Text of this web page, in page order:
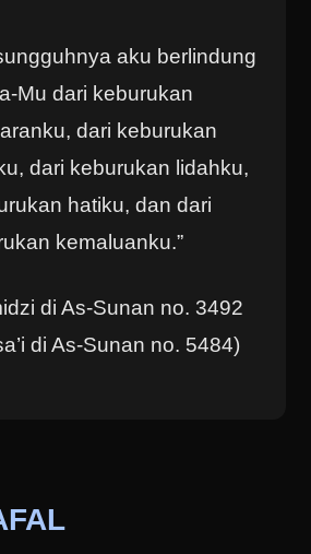
aku berlindung
Mu dari keburukan
dari keburukan
dari keburukan lidahku,
hatiku, dan dari
kemaluanku.”
di As-Sunan no. 3492
di As-Sunan no. 5484)